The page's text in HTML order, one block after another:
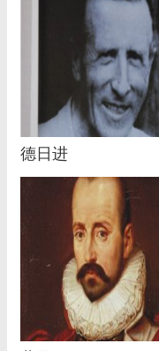
德日进